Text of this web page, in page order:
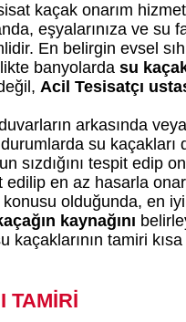
kaçak onarım
eşyalarınıza ve su
En belirgin evsel
banyolarda su
Acil Tesisatçı
arkasında
su
sızdığını tespit edip
en az hasarla
konusu olduğunda, en
kaynağını
kaçaklarının tamiri
TAMİRİ